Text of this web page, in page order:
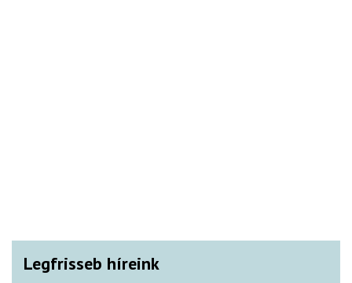
Legfrisseb híreink